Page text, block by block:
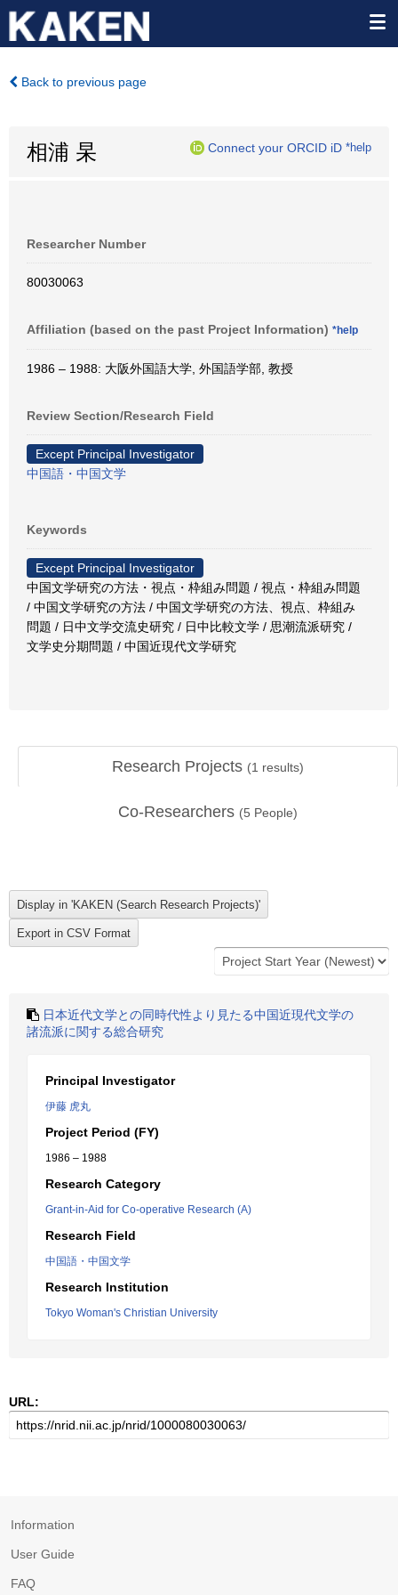
Back to previous page
相浦 杲 Connect your ORCID iD *help
Researcher Number
80030063
Affiliation (based on the past Project Information) *help
1986 – 1988: 大阪外国語大学, 外国語学部, 教授
Review Section/Research Field
Except Principal Investigator
中国語・中国文学
Keywords
Except Principal Investigator
中国文学研究の方法・視点・枠組み問題 / 視点・枠組み問題
/ 中国文学研究の方法 / 中国文学研究の方法、視点、枠組み
問題 / 日中文学交流史研究 / 日中比較文学 / 思潮流派研究 /
文学史分期問題 / 中国近現代文学研究
Research Projects (1 results)
Co-Researchers (5 People)
日本近代文学との同時代性より見たる中国近現代文学の
諸流派に関する総合研究
Principal Investigator
伊藤 虎丸
Project Period (FY)
1986 – 1988
Research Category
Grant-in-Aid for Co-operative Research (A)
Research Field
中国語・中国文学
Research Institution
Tokyo Woman's Christian University
URL:
Information
User Guide
FAQ